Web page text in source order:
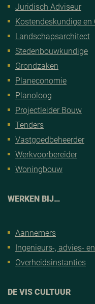
Juridisch Adviseur
Kostendeskundige
Landschapsarchitect
Stedenbouwkundige
Grondzaken
Planeconomie
Planoloog
Projectleider Bouw
Tenders
Vastgoedbeheerder
Werkvoorbereider
Woningbouw
WERKEN BIJ…
Aannemers
Ingenieurs-, advies-
Overheidsinstanties
DE VIS CULTUUR